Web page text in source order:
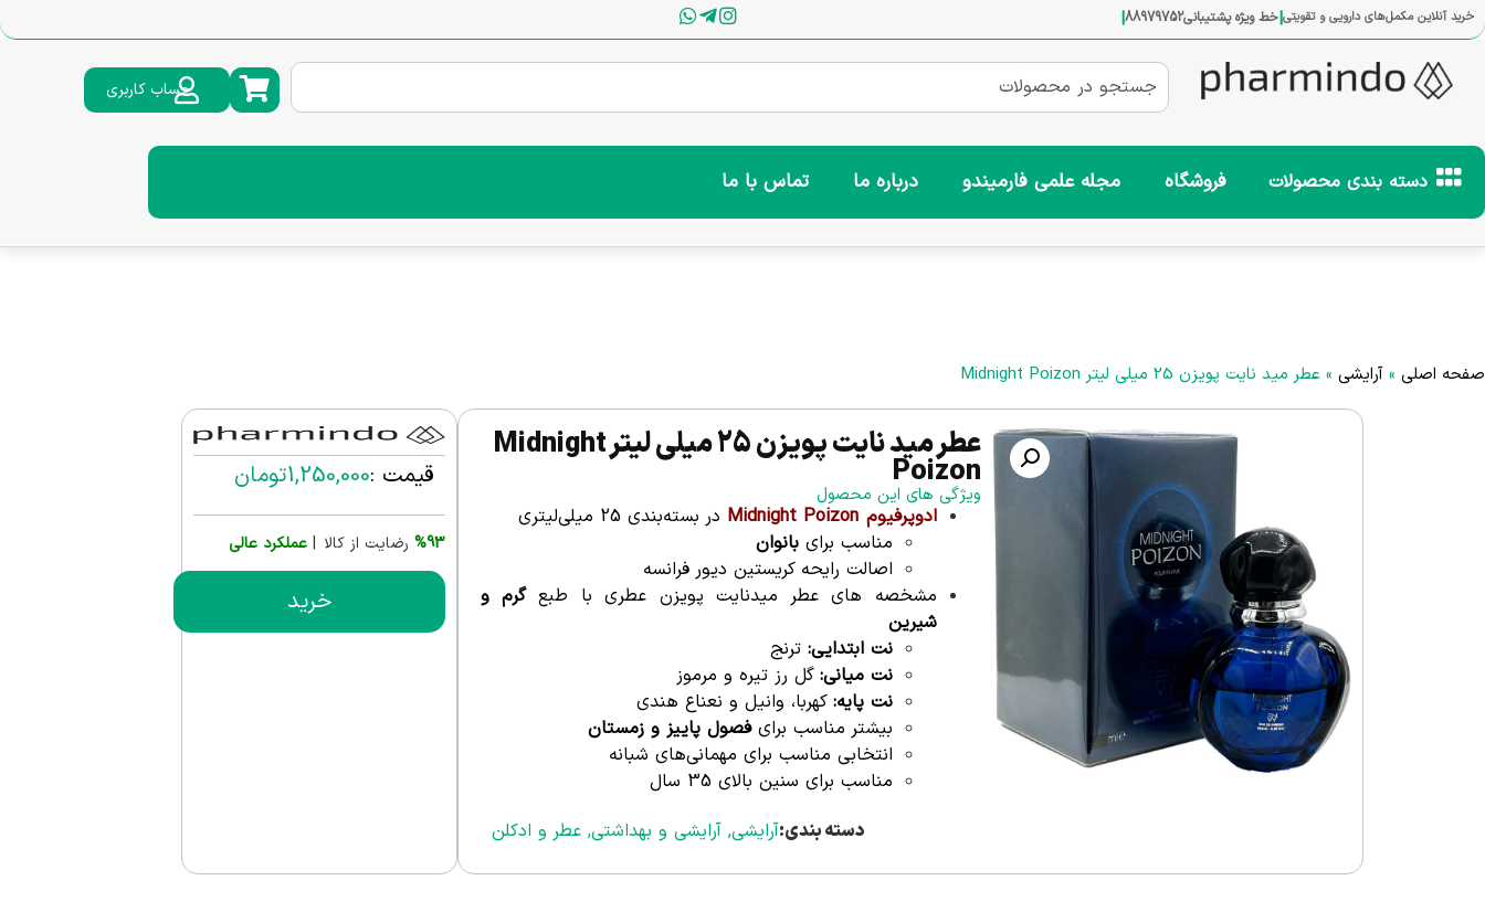
خرید آنلاین مکمل‌های دارویی و تقویتی|خط ویژه پشتیبانی88979752
|
حساب کاربری
دسته بندی محصولات فروشگاه مجله علمی فارمیندو درباره ما تماس با ما
صفحه اصلی » آرایشی » عطر مید نایت پویزن 25 میلی لیتر Midnight Poizon
عطر مید نایت پویزن 25 میلی لیتر Midnight
Poizon
ویژگی های این محصول
ادوپرفیوم Midnight Poizon
در بسته‌بندی 25 میلی‌لیتری
مناسب برایبانوان
اصالت رایحه کریستین دیور فرانسه
مشخصه های عطر میدنایت پویزن عطری با طبعگرم و
شیرین
نت ابتدایی: ترنج
نت میانی: گل رز تیره و مرموز
نت پایه: کهربا، وانیل و نعناع هندی
بیشتر مناسب برایفصول پاییز و زمستان
انتخابی مناسب برای مهمانی‌های شبانه
مناسب برای سنین بالای 35 سال
آرایشی,آرایشی و بهداشتی,عطر و ادکلن دسته بندی:
قیمت :1,250,000تومان
%93 رضایت از کالا | عملکرد عالی
خرید